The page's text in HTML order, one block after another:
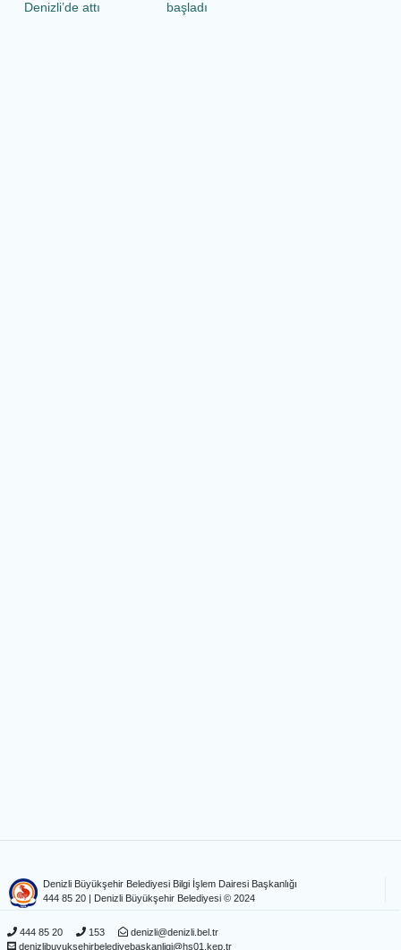
Denizli’de attı
başladı
Denizli Büyükşehir Belediyesi Bilgi İşlem Dairesi Başkanlığı
444 85 20 | Denizli Büyükşehir Belediyesi © 2024
444 85 20 153
denizli@denizli.bel.tr
denizlibuyuksehirbelediyebaskanligi@hs01.kep.tr